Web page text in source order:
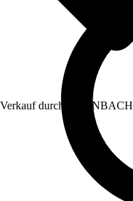
Verkauf durch: HORNBACH